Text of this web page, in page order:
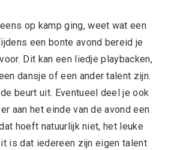
op kamp ging, weet wat een
een bonte avond bereid je
Dit kan een liedje playbacken,
dansje of een ander talent zijn.
beurt uit. Eventueel deel je ook
aan het einde van de avond een
hoeft natuurlijk niet, het leuke
is dat iedereen zijn eigen talent